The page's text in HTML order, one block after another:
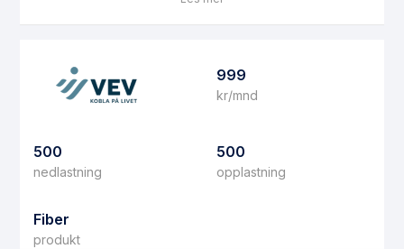
999
kr/mnd
500
nedlastning
500
opplastning
Fiber
produkt